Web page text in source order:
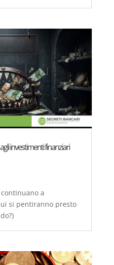
investimenti finanziari
a
si pentiranno presto